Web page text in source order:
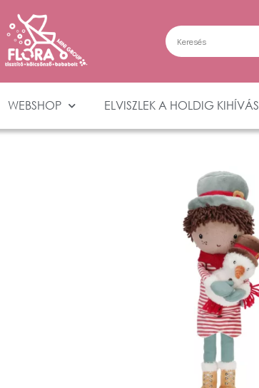
WEBSHOP ELVISZLEK A HOLDIG KIHÍVÁS